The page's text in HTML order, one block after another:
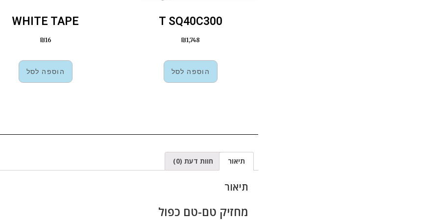
T SQ40C300
₪1,748
הוספה לסל
WHITE TAPE
₪16
הוספה לסל
תיאור חוות דעת (0)
תיאור
מחזיק טם-טם כפול